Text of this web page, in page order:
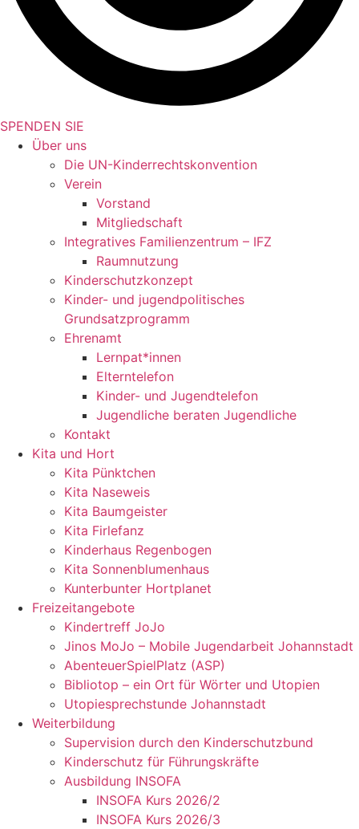
SPENDEN SIE
Über uns
Die UN-Kinderrechtskonvention
Verein
Vorstand
Mitgliedschaft
Integratives Familienzentrum – IFZ
Raumnutzung
Kinderschutzkonzept
Kinder- und jugendpolitisches
Grundsatzprogramm
Ehrenamt
Lernpat*innen
Elterntelefon
Kinder- und Jugendtelefon
Jugendliche beraten Jugendliche
Kontakt
Kita und Hort
Kita Pünktchen
Kita Naseweis
Kita Baumgeister
Kita Firlefanz
Kinderhaus Regenbogen
Kita Sonnenblumenhaus
Kunterbunter Hortplanet
Freizeitangebote
Kindertreff JoJo
Jinos MoJo – Mobile Jugendarbeit Johannstadt
AbenteuerSpielPlatz (ASP)
Bibliotop – ein Ort für Wörter und Utopien
Utopiesprechstunde Johannstadt
Weiterbildung
Supervision durch den Kinderschutzbund
Kinderschutz für Führungskräfte
Ausbildung INSOFA
INSOFA Kurs 2026/2
INSOFA Kurs 2026/3